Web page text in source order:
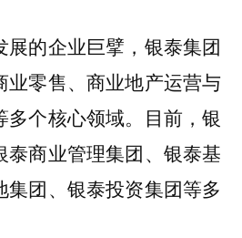
展的企业巨擘，银泰集团
业零售、商业地产运营与
多个核心领域。目前，银
泰商业管理集团、银泰基
集团、银泰投资集团等多